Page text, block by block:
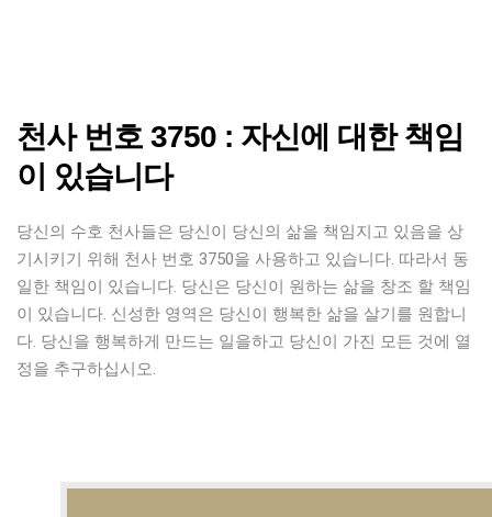
천사 번호 3750 : 자신에 대한 책임
이 있습니다
당신의 수호 천사들은 당신이 당신의 삶을 책임지고 있음을 상
기시키기 위해 천사 번호 3750을 사용하고 있습니다. 따라서 동
일한 책임이 있습니다. 당신은 당신이 원하는 삶을 창조 할 책임
이 있습니다. 신성한 영역은 당신이 행복한 삶을 살기를 원합니
다. 당신을 행복하게 만드는 일을하고 당신이 가진 모든 것에 열
정을 추구하십시오.